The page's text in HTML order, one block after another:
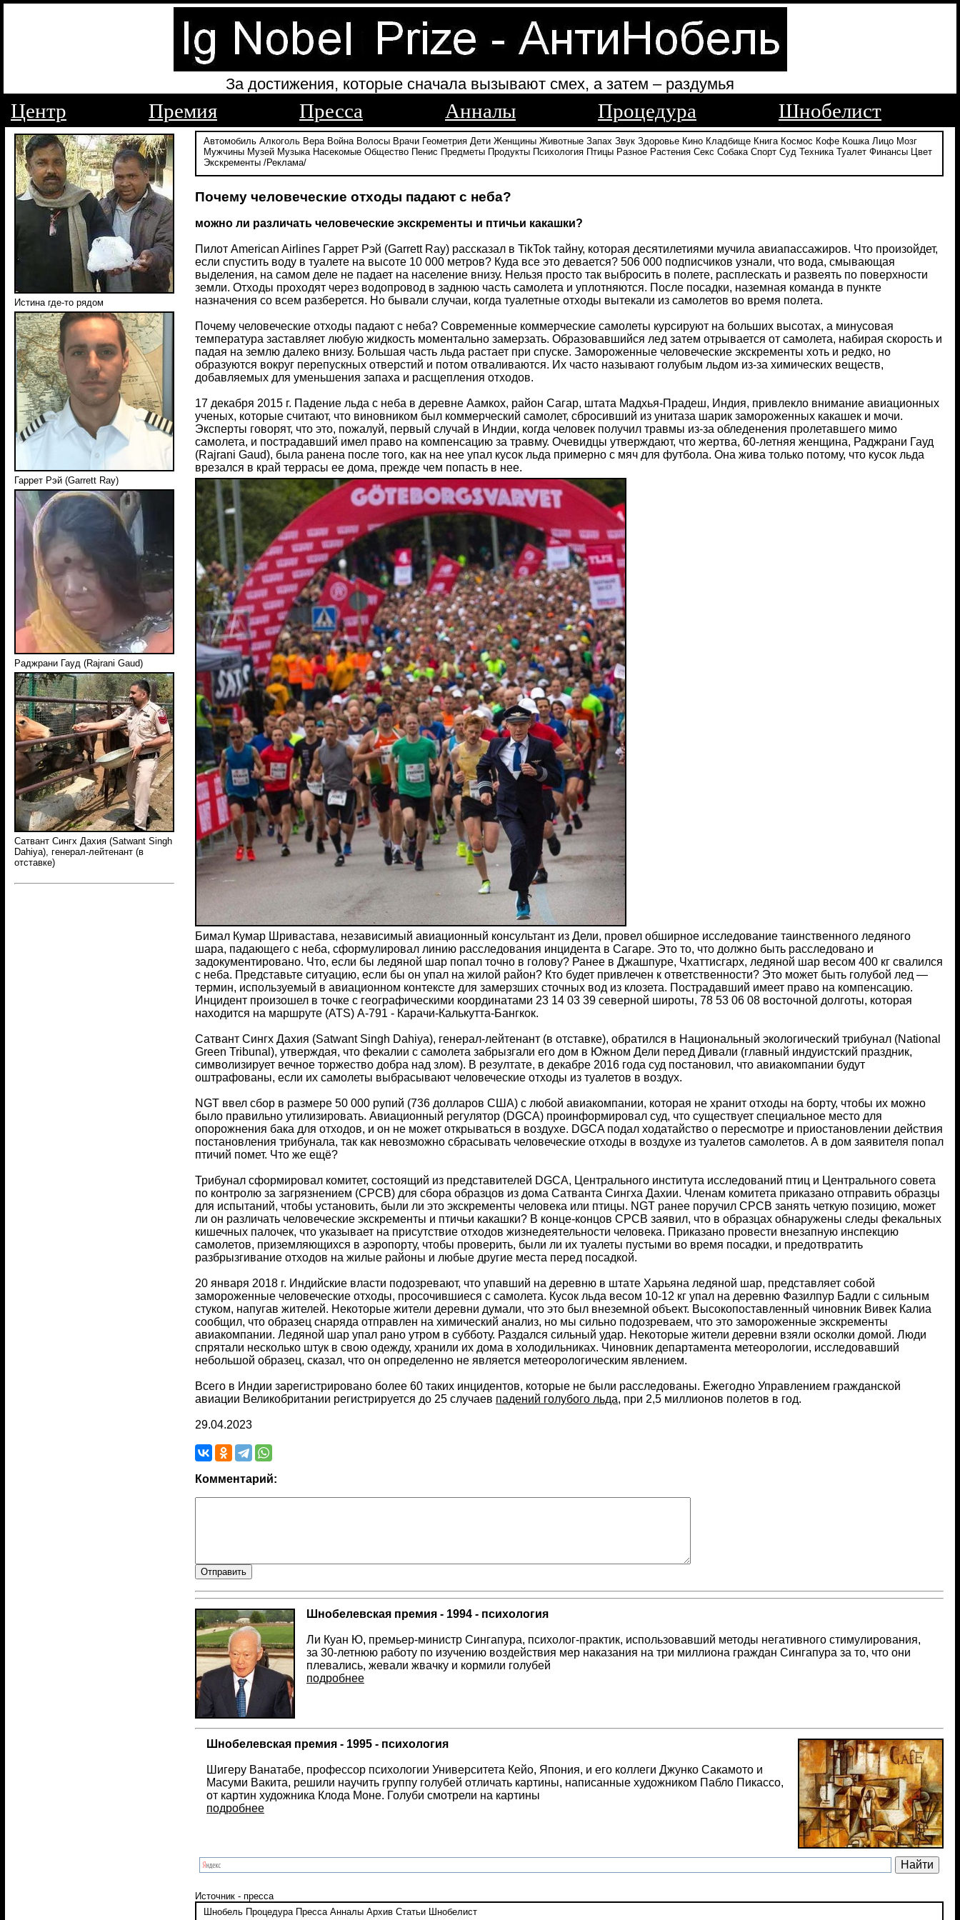
За достижения, которые сначала вызывают смех, а затем – раздумья
Центр Премия Пресса Анналы Процедура Шнобелист
Истина где-то рядом
Гаррет Рэй (Garrett Ray)
Раджрани Гауд (Rajrani Gaud)
Сатвант Сингх Дахия (Satwant Singh
Dahiya), генерал-лейтенант (в
отставке)
Автомобиль Алкоголь Вера Война Волосы Врачи Геометрия Дети Женщины Животные Запах Звук Здоровье Кино Кладбище Книга Космос Кофе Кошка Лицо Мозг
Мужчины Музей Музыка Насекомые Общество Пенис Предметы Продукты Психология Птицы Разное Растения Секс Собака Спорт Суд Техника Туалет Финансы
Цвет
Экскременты /Реклама/
Почему человеческие отходы падают с неба?
можно ли различать человеческие экскременты и птичьи какашки?
Пилот American Airlines Гаррет Рэй (Garrett Ray) рассказал в TikTok тайну, которая десятилетиями мучила авиапассажиров. Что произойдет,
если спустить воду в туалете на высоте 10 000 метров? Куда все это девается? 506 000 подписчиков узнали, что вода, смывающая
выделения, на самом деле не падает на население внизу. Нельзя просто так выбросить в полете, расплескать и развеять по поверхности
земли. Отходы проходят через водопровод в заднюю часть самолета и уплотняются. После посадки, наземная команда в пункте
назначения со всем разберется. Но бывали случаи, когда туалетные отходы вытекали из самолетов во время полета.
Почему человеческие отходы падают с неба? Современные коммерческие самолеты курсируют на больших высотах, а минусовая
температура заставляет любую жидкость моментально замерзать. Образовавшийся лед затем отрывается от самолета, набирая скорость и
падая на землю далеко внизу. Большая часть льда растает при спуске. Замороженные человеческие экскременты хоть и редко, но
образуются вокруг перепускных отверстий и потом отваливаются. Их часто называют голубым льдом из-за химических веществ,
добавляемых для уменьшения запаха и расщепления отходов.
17 декабря 2015 г. Падение льда с неба в деревне Аамкох, район Сагар, штата Мадхья-Прадеш, Индия, привлекло внимание авиационных
ученых, которые считают, что виновником был коммерческий самолет, сбросивший из унитаза шарик замороженных какашек и мочи.
Эксперты говорят, что это, пожалуй, первый случай в Индии, когда человек получил травмы из-за обледенения пролетавшего мимо
самолета, и пострадавший имел право на компенсацию за травму. Очевидцы утверждают, что жертва, 60-летняя женщина, Раджрани Гауд
(Rajrani Gaud), была ранена после того, как на нее упал кусок льда примерно с мяч для футбола. Она жива только потому, что кусок льда
врезался в край террасы ее дома, прежде чем попасть в нее.
Бимал Кумар Шривастава, независимый авиационный консультант из Дели, провел обширное исследование таинственного ледяного
шара, падающего с неба, сформулировал линию расследования инцидента в Сагаре. Это то, что должно быть расследовано и
задокументировано. Что, если бы ледяной шар попал точно в голову? Ранее в Джашпуре, Чхаттисгарх, ледяной шар весом 400 кг свалился
с неба. Представьте ситуацию, если бы он упал на жилой район? Кто будет привлечен к ответственности? Это может быть голубой лед —
термин, используемый в авиационном контексте для замерзших сточных вод из клозета. Пострадавший имеет право на компенсацию.
Инцидент произошел в точке с географическими координатами 23 14 03 39 северной широты, 78 53 06 08 восточной долготы, которая
находится на маршруте (ATS) A-791 - Карачи-Калькутта-Бангкок.
Сатвант Сингх Дахия (Satwant Singh Dahiya), генерал-лейтенант (в отставке), обратился в Национальный экологический трибунал (National
Green Tribunal), утверждая, что фекалии с самолета забрызгали его дом в Южном Дели перед Дивали (главный индуистский праздник,
символизирует вечное торжество добра над злом). В резултате, в декабре 2016 года суд постановил, что авиакомпании будут
оштрафованы, если их самолеты выбрасывают человеческие отходы из туалетов в воздух.
NGT ввел сбор в размере 50 000 рупий (736 долларов США) с любой авиакомпании, которая не хранит отходы на борту, чтобы их можно
было правильно утилизировать. Авиационный регулятор (DGCA) проинформировал суд, что существует специальное место для
опорожнения бака для отходов, и он не может открываться в воздухе. DGCA подал ходатайство о пересмотре и приостановлении действия
постановления трибунала, так как невозможно сбрасывать человеческие отходы в воздухе из туалетов самолетов. А в дом заявителя попал
птичий помет. Что же ещё?
Трибунал сформировал комитет, состоящий из представителей DGCA, Центрального института исследований птиц и Центрального совета
по контролю за загрязнением (CPCB) для сбора образцов из дома Сатванта Сингха Дахии. Членам комитета приказано отправить образцы
для испытаний, чтобы установить, были ли это экскременты человека или птицы. NGT ранее поручил CPCB занять четкую позицию, может
ли он различать человеческие экскременты и птичьи какашки? В конце-концов CPCB заявил, что в образцах обнаружены следы фекальных
кишечных палочек, что указывает на присутствие отходов жизнедеятельности человека. Приказано провести внезапную инспекцию
самолетов, приземляющихся в аэропорту, чтобы проверить, были ли их туалеты пустыми во время посадки, и предотвратить
разбрызгивание отходов на жилые районы и любые другие места перед посадкой.
20 января 2018 г. Индийские власти подозревают, что упавший на деревню в штате Харьяна ледяной шар, представляет собой
замороженные человеческие отходы, просочившиеся с самолета. Кусок льда весом 10-12 кг упал на деревню Фазилпур Бадли с сильным
стуком, напугав жителей. Некоторые жители деревни думали, что это был внеземной объект. Высокопоставленный чиновник Вивек Калиа
сообщил, что образец снаряда отправлен на химический анализ, но мы сильно подозреваем, что это замороженные экскременты
авиакомпании. Ледяной шар упал рано утром в субботу. Раздался сильный удар. Некоторые жители деревни взяли осколки домой. Люди
спрятали несколько штук в свою одежду, хранили их дома в холодильниках. Чиновник департамента метеорологии, исследовавший
небольшой образец, сказал, что он определенно не является метеорологическим явлением.
Всего в Индии зарегистрировано более 60 таких инцидентов, которые не были расследованы. Ежегодно Управлением гражданской
авиации Великобритании регистрируется до 25 случаев падений голубого льда, при 2,5 миллионов полетов в год.
29.04.2023
Комментарий:
Шнобелевская премия - 1994 - психология
Ли Куан Ю, премьер-министр Сингапура, психолог-практик, использовавший методы негативного стимулирования,
за 30-летнюю работу по изучению воздействия мер наказания на три миллиона граждан Сингапура за то, что они
плевались, жевали жвачку и кормили голубей
подробнее
Шнобелевская премия - 1995 - психология
Шигеру Ванатабе, профессор психологии Университета Кейо, Япония, и его коллеги Джунко Сакамото и
Масуми Вакита, решили научить группу голубей отличать картины, написанные художником Пабло Пикассо,
от картин художника Клода Моне. Голуби смотрели на картины
подробнее
Источник - пресса
Шнобель Процедура Пресса Анналы Архив Статьи Шнобелист